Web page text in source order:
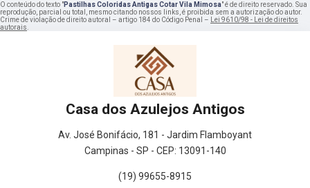
O conteúdo do texto "Pastilhas Coloridas Antigas Cotar Vila Mimosa" é de direito reservado. Sua
reprodução, parcial ou total, mesmo citando nossos links, é proibida sem a autorização do autor.
Crime de violação de direito autoral – artigo 184 do Código Penal –
Lei 9610/98 - Lei de direitos
autorais
Casa dos Azulejos Antigos
Av. José Bonifácio, 181 - Jardim Flamboyant
Campinas - SP - CEP: 13091-140
(19) 99655-8915